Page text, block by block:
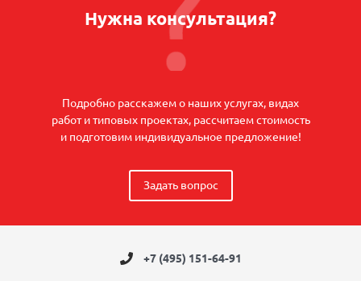
Нужна консультация?
Подробно расскажем о наших услугах, видах
работ и типовых проектах, рассчитаем стоимость
и подготовим индивидуальное предложение!
Задать вопрос
+7 (495) 151-64-91